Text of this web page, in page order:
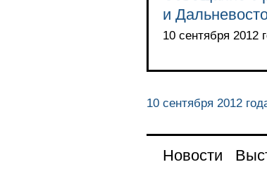
и
10 сентября 2012
10 сентября 2012
Новости